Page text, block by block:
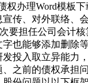
权办理Word模板
传、对外联络、
要担任公司会计
也能够添加删除
投入取立异能力
之前的债权承担